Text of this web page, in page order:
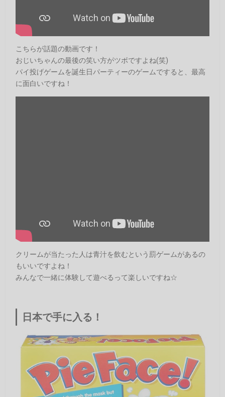
こちらが話題の動画です！
おじいちゃんの最後の笑い方がツボですよね(笑)
パイ投げゲームを誕生日パーティーのゲームですると、最高
に面白いですね！
クリームが当たった人は青汁を飲むという罰ゲームがあるの
もいいですよね！
みんなで一緒に体験して遊べるって楽しいですね☆
日本で手に入る！